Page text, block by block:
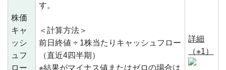
株価
キャ
ッシ
ュフ
ロー
す。
＜計算方法＞
前日終値 ÷ 1株当たりキャッシュフロー
（直近4四半期）
※結果がマイナス値またはゼロの場合は
詳細
（※1）